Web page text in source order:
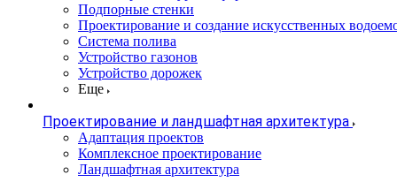
Подпорные стенки
Проектирование и создание искусственных
Система полива
Устройство газонов
Устройство дорожек
Еще
Проектирование и ландшафтная архитектура
Адаптация проектов
Комплексное проектирование
Ландшафтная архитектура